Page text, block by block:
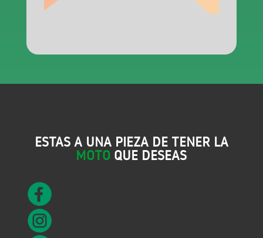
ESTAS A UNA PIEZA DE TENER LA
MOTO QUE DESEAS